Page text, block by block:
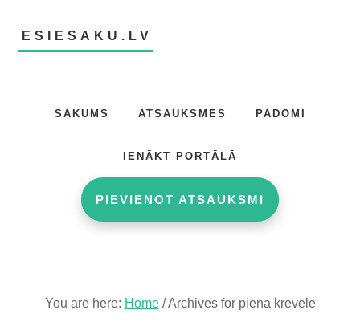
main
footerESIESAKU.LV
SĀKUMS ATSAUKSMES PADOMI
IENĀKT PORTĀLĀ
PIEVIENOT ATSAUKSMI
You are here: Home /Archives for piena krevele